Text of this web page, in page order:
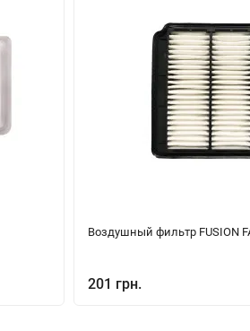
Воздушный фильтр FUSION
201 грн.